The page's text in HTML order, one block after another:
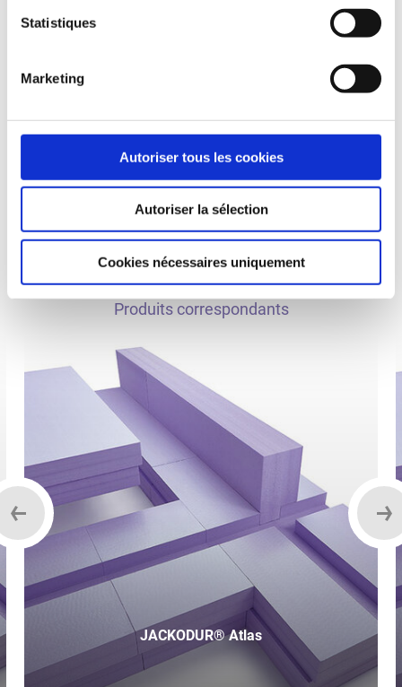
Statistiques
Marketing
Autoriser tous les cookies
Autoriser la sélection
Cookies nécessaires uniquement
Téléchargements pour l'application
Demande pour JACKODUR® Atlas
Produits correspondants
JACKODUR® Atlas